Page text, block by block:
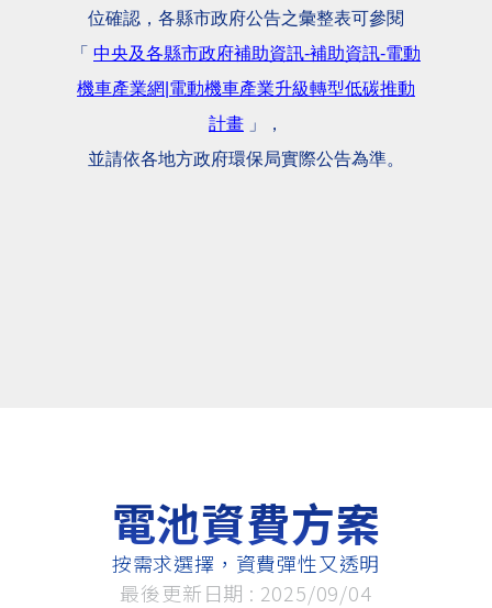
電池資費方案
按需求選擇，資費彈性又透明
最後更新日期 : 2025/09/04